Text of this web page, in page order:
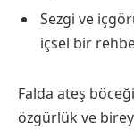
Sezgi ve
içsel bir
Falda ateş
özgürlük ve